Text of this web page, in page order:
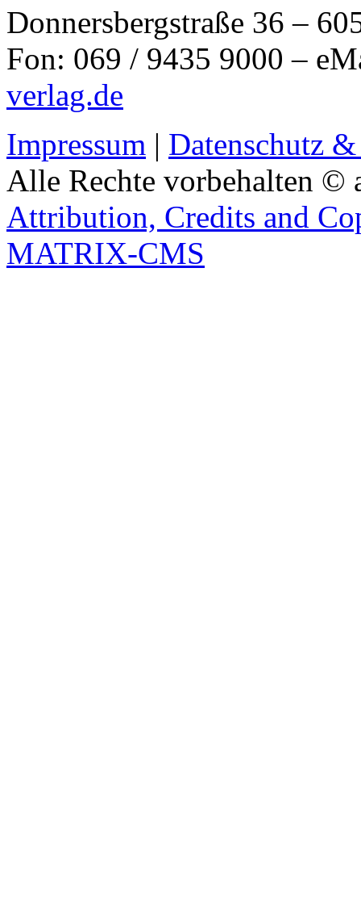
Donnersbergstraße 36 –
Fon: 069 / 9435 9000 –
verlag.de
Impressum | Datenschutz
Alle Rechte vorbehalten ©
Attribution, Credits and
MATRIX-CMS